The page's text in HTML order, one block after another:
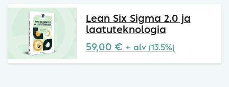
Lean Six Sigma 2.0 ja
laatuteknologia
59,00 € + alv (13.5%)